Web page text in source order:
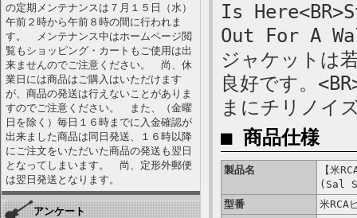
の定期メンテナンスは７月１５日（水）
午前２時から午前８時の間に行われま
す。 メンテナンス中はホームページ閲
覧もショッピング・カートもご使用は出
来ませんのでご注意ください。 尚、休
業日には商品はご購入はいただけます
が、商品の発送は行えないことがありま
すのでご注意ください。 また、（金曜
日を除く）毎日１６時までに入金確認が
出来ました商品は同日発送、１６時以降
にご注文をいただいた商品の発送も翌日
となってしまいます。 尚、定形外郵便
は翌日発送となります。
アンケート
Is
Out For A
ジャケットは
良好です。
まにチリノイ
■ 商品仕様
製品名
【米
(Sal
型番
米RCA